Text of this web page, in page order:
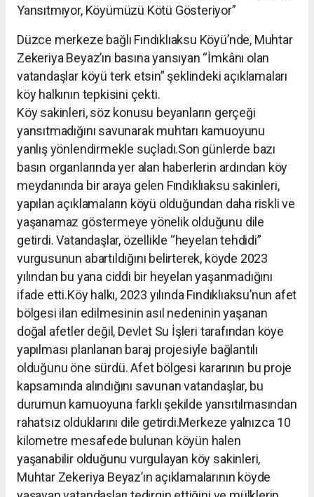
Yansıtmıyor, Köyümüzü Kötü Gösteriyor”
Düzce merkeze bağlı Fındıklıaksu Köyü’nde, Muhtar
Zekeriya Beyaz’ın basına yansıyan “İmkânı olan
vatandaşlar köyü terk etsin” şeklindeki açıklamaları
köy halkının tepkisini çekti.
Köy sakinleri, söz konusu beyanların gerçeği
yansıtmadığını savunarak muhtarı kamuoyunu
yanlış yönlendirmekle suçladı.Son günlerde bazı
basın organlarında yer alan haberlerin ardından köy
meydanında bir araya gelen Fındıklıaksu sakinleri,
yapılan açıklamaların köyü olduğundan daha riskli ve
yaşanamaz göstermeye yönelik olduğunu dile
getirdi. Vatandaşlar, özellikle “heyelan tehdidi”
vurgusunun abartıldığını belirterek, köyde 2023
yılından bu yana ciddi bir heyelan yaşanmadığını
ifade etti.Köy halkı, 2023 yılında Fındıklıaksu’nun afet
bölgesi ilan edilmesinin asıl nedeninin yaşanan
doğal afetler değil, Devlet Su İşleri tarafından köye
yapılması planlanan baraj projesiyle bağlantılı
olduğunu öne sürdü. Afet bölgesi kararının bu proje
kapsamında alındığını savunan vatandaşlar, bu
durumun kamuoyuna farklı şekilde yansıtılmasından
rahatsız olduklarını dile getirdi.Merkeze yalnızca 10
kilometre mesafede bulunan köyün halen
yaşanabilir olduğunu vurgulayan köy sakinleri,
Muhtar Zekeriya Beyaz’ın açıklamalarının köyde